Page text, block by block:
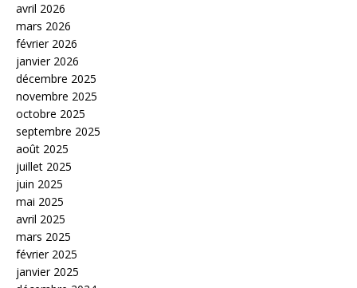
avril 2026
mars 2026
février 2026
janvier 2026
décembre 2025
novembre 2025
octobre 2025
septembre 2025
août 2025
juillet 2025
juin 2025
mai 2025
avril 2025
mars 2025
février 2025
janvier 2025